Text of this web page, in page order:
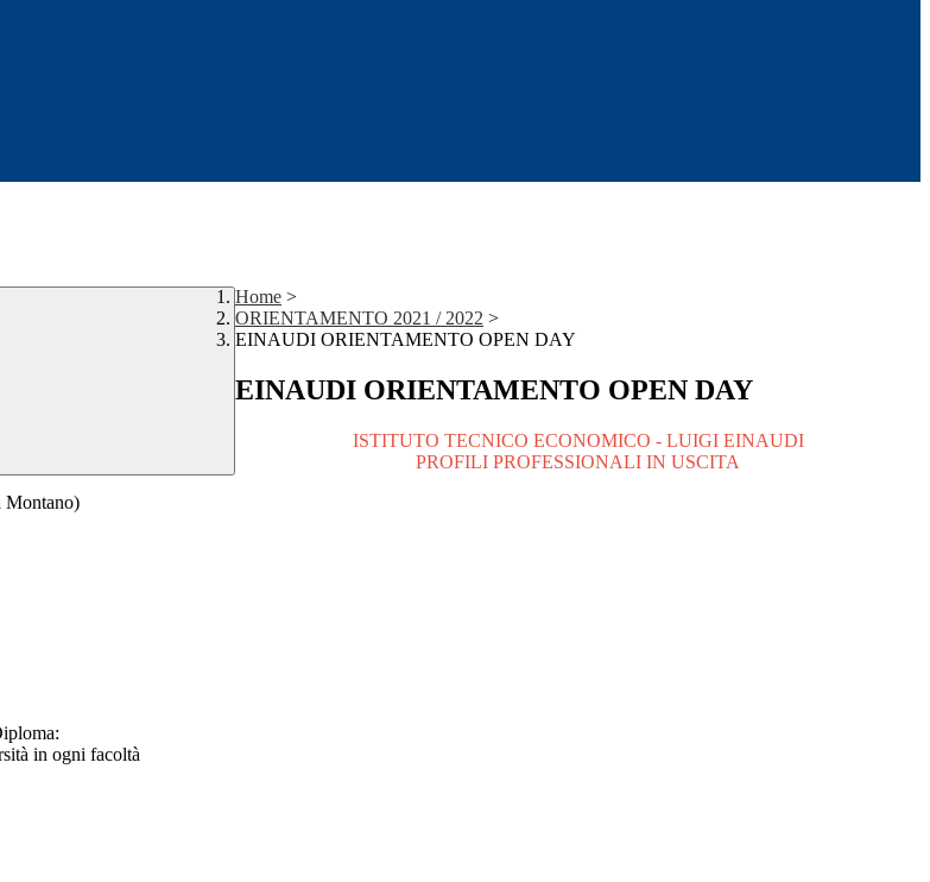
Home >
ORIENTAMENTO 2021 / 2022 >
EINAUDI ORIENTAMENTO OPEN DAY
EINAUDI ORIENTAMENTO OPEN DAY
ISTITUTO TECNICO ECONOMICO - LUIGI EINAUDI
PROFILI PROFESSIONALI IN USCITA
Montano)
in ogni facoltà